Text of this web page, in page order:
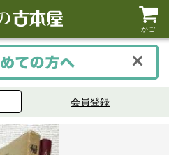
かご
会員登録